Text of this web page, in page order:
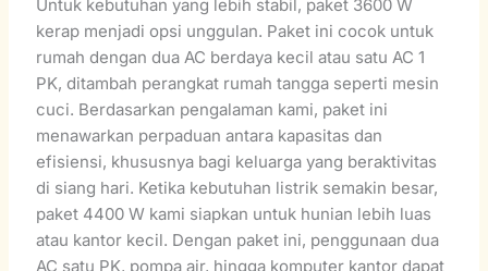
Untuk kebutuhan yang lebih stabil, paket 3600 W
kerap menjadi opsi unggulan. Paket ini cocok untuk
rumah dengan dua AC berdaya kecil atau satu AC 1
PK, ditambah perangkat rumah tangga seperti mesin
cuci. Berdasarkan pengalaman kami, paket ini
menawarkan perpaduan antara kapasitas dan
efisiensi, khususnya bagi keluarga yang beraktivitas
di siang hari. Ketika kebutuhan listrik semakin besar,
paket 4400 W kami siapkan untuk hunian lebih luas
atau kantor kecil. Dengan paket ini, penggunaan dua
AC satu PK, pompa air, hingga komputer kantor dapat